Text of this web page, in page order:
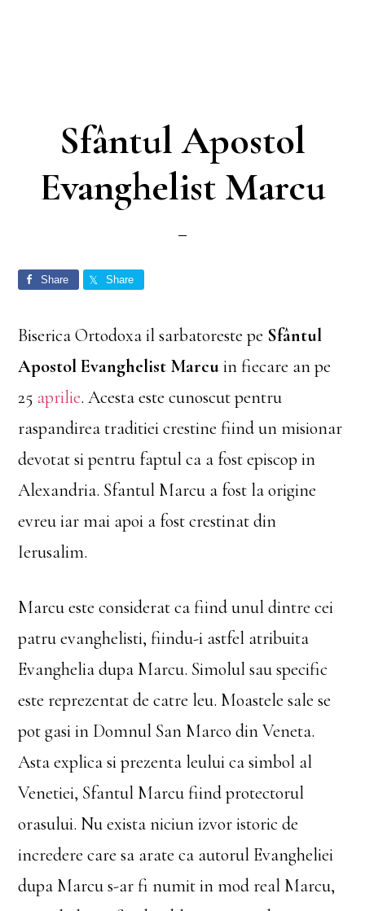
Sfântul Apostol
Evanghelist Marcu
Share Share
Biserica Ortodoxa il sarbatoreste pe Sfântul
Apostol Evanghelist Marcuin fiecare an pe
25 aprilie. Acesta este cunoscut pentru
raspandirea traditiei crestine fiind un misionar
devotat si pentru faptul ca a fost episcop in
Alexandria. Sfantul Marcu a fost la origine
evreu iar mai apoi a fost crestinat din
Ierusalim.
Marcu este considerat ca fiind unul dintre cei
patru evanghelisti, fiindu-i astfel atribuita
Evanghelia dupa Marcu. Simolul sau specific
este reprezentat de catre leu. Moastele sale se
pot gasi in Domnul San Marco din Veneta.
Asta explica si prezenta leului ca simbol al
Venetiei, Sfantul Marcu fiind protectorul
orasului. Nu exista niciun izvor istoric de
incredere care sa arate ca autorul Evangheliei
dupa Marcu s-ar fi numit in mod real Marcu,